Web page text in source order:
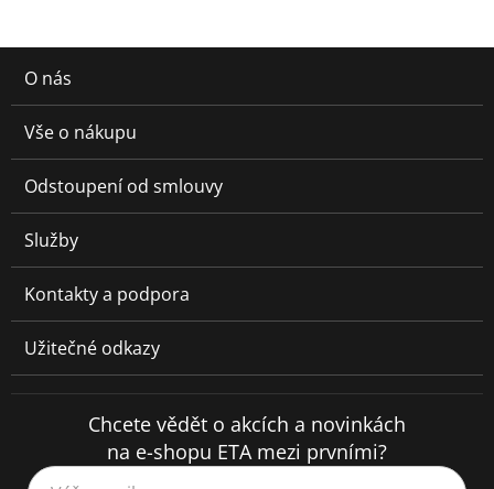
O nás
Vše o nákupu
Odstoupení od smlouvy
Služby
Kontakty a podpora
Užitečné odkazy
Chcete vědět o akcích a novinkách
na e-shopu ETA mezi prvními?
Váš e-mail